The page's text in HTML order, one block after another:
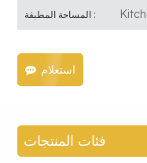
المساحة المطبقة :
استعلام
فئات المنتجات